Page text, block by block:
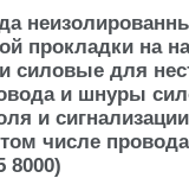
прокладки на
силовые для
и шнуры
и
числе
8000)